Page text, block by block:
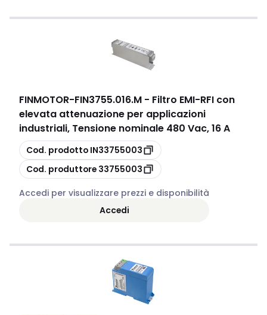
FINMOTOR-FIN3755.016.M - Filtro EMI-RFI con
elevata attenuazione per applicazioni
industriali, Tensione nominale 480 Vac, 16 A
copia
Cod. prodotto IN33755003
copia
Cod. produttore 33755003
Accedi per visualizzare prezzi e disponibilità
Accedi